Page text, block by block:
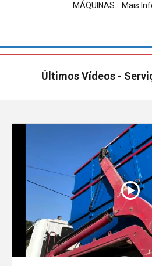
MÁQUINAS... Mais
Últimos Vídeos -